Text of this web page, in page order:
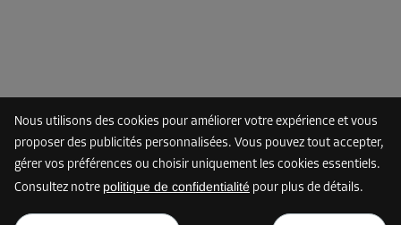
Nous utilisons des cookies pour améliorer votre expérience et vous
proposer des publicités personnalisées. Vous pouvez tout accepter,
gérer vos préférences ou choisir uniquement les cookies essentiels.
Consultez notre politique de confidentialité pour plus de détails.